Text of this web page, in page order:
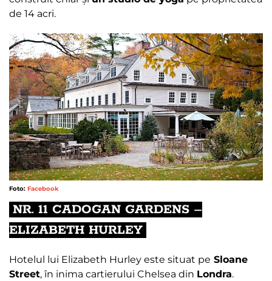
de 14 acri.
Foto: Facebook
NR. 11 CADOGAN GARDENS –
ELIZABETH HURLEY
Hotelul lui Elizabeth Hurley este situat pe Sloane
Street, în inima cartierului Chelsea din Londra.